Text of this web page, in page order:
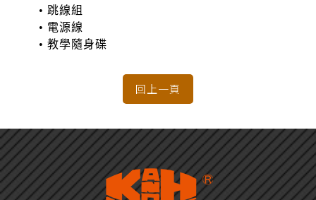
• 跳線組
• 電源線
• 教學隨身碟